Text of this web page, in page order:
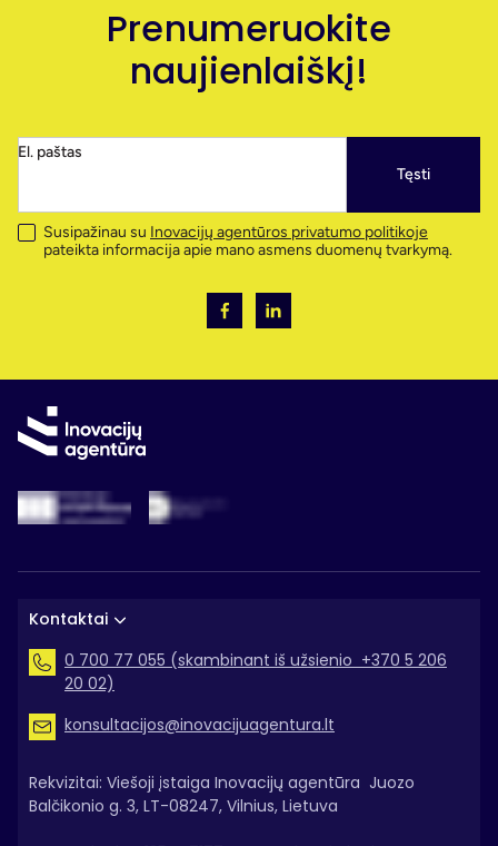
Prenumeruokite
naujienlaiškį!
El. paštas
Tęsti
Susipažinau su Inovacijų agentūros privatumo politikoje
pateikta informacija apie mano asmens duomenų tvarkymą.
Kontaktai
0 700 77 055 (skambinant iš užsienio +370 5 206
20 02)
konsultacijos@inovacijuagentura.lt
Rekvizitai: Viešoji įstaiga Inovacijų agentūra Juozo
Balčikonio g. 3, LT-08247, Vilnius, Lietuva